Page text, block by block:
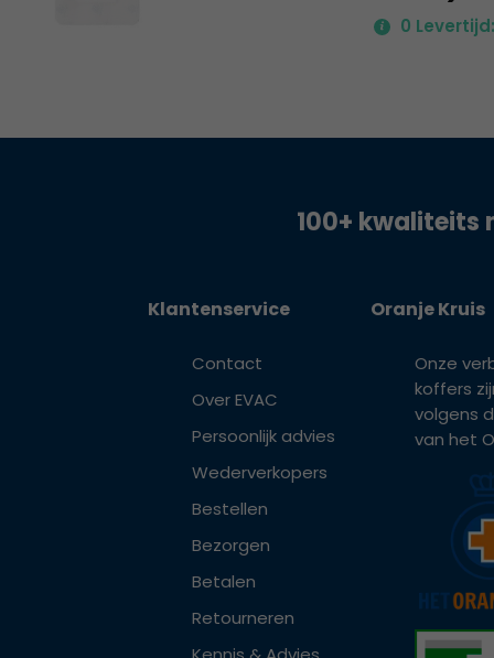
0
100+ kwaliteits
Klantenservice
Contact
Over EVAC
Persoonlijk advies
Wederverkopers
Bestellen
Bezorgen
Betalen
Retourneren
Oranje Kruis
Onze
koffers
volgens
van het